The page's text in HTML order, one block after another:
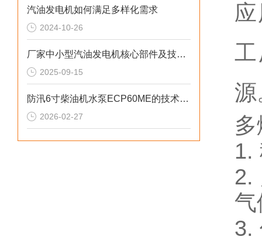
汽油发电机如何满足多样化需求
2024-10-26
厂家中小型汽油发电机核心部件及技术要点
2025-09-15
防汛6寸柴油机水泵ECP60ME的技术参数
2026-02-27
源
1.
2.
气
3.